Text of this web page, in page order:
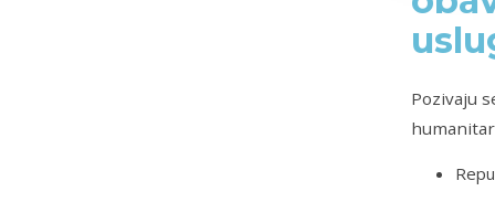
Pozivaju